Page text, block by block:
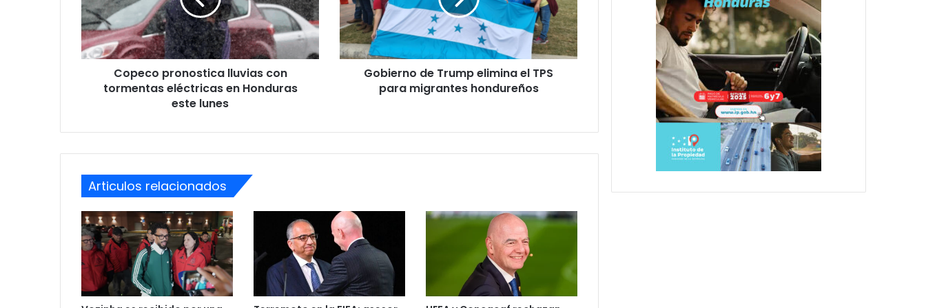
eléctricas
en
Honduras
este
Copeco pronostica lluvias con
tormentas eléctricas en Honduras
este lunes
TPS
para
migrantes
hondureños
Gobierno de Trump elimina el TPS
para migrantes hondureños
Articulos relacionados